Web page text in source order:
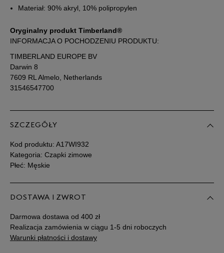
Materiał: 90% akryl, 10% polipropylen
Oryginalny produkt Timberland®
INFORMACJA O POCHODZENIU PRODUKTU:
TIMBERLAND EUROPE BV
Darwin 8
7609 RL Almelo, Netherlands
31546547700
SZCZEGÓŁY
Kod produktu: A17WI932
Kategoria: Czapki zimowe
Płeć: Męskie
DOSTAWA I ZWROT
Darmowa dostawa od 400 zł
Realizacja zamówienia w ciągu 1-5 dni roboczych
Warunki płatności i dostawy